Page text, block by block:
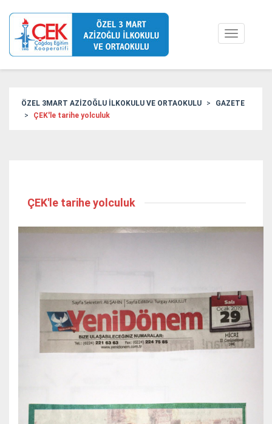
Toggle
navigation
ÖZEL 3MART AZİZOĞLU İLKOKULU VE ORTAOKULU
GAZETE
ÇEK'le tarihe yolculuk
ÇEK'le tarihe yolculuk